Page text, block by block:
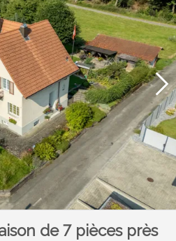
de 7 pièces près